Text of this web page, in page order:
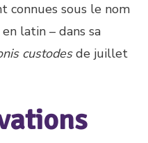
connues sous le nom
latin – dans sa
custodesde juillet